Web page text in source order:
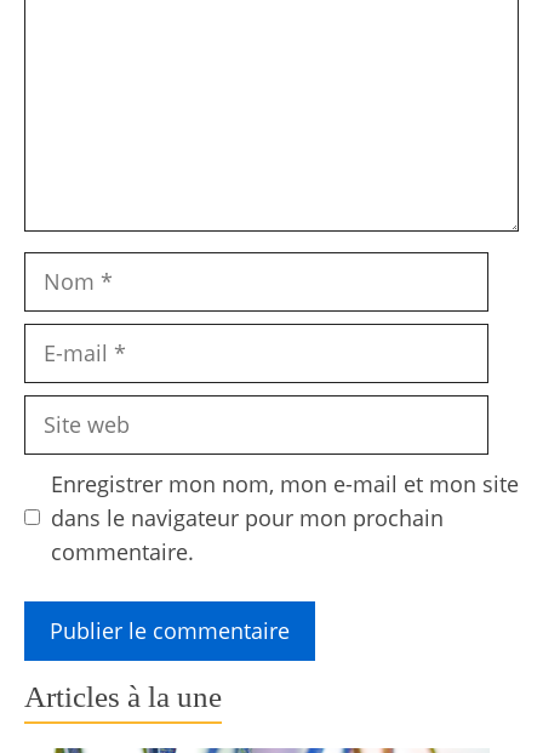
Nom
Site
Enregistrer mon nom, mon e-mail et mon site
dans le navigateur pour mon prochain
commentaire.
Articles à la une